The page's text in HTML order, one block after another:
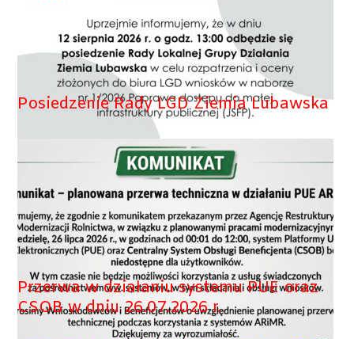
Posiedzenie Rady LGD Ziemia Lubawska
Przerwa w działaniu systemu PUE oraz
CSOB w dniu 26.07.2026 r.